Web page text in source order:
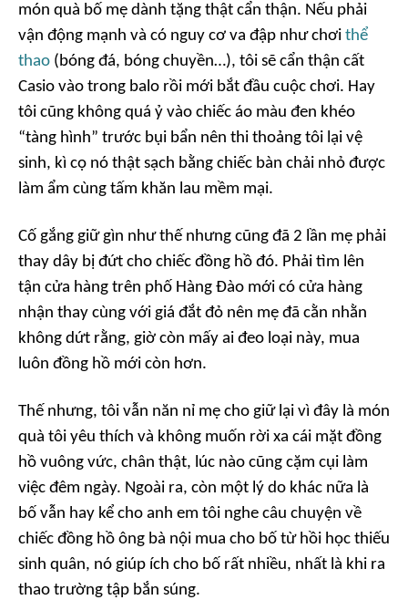
món quà bố mẹ dành tặng thật cẩn thận. Nếu phải
vận động mạnh và có nguy cơ va đập như chơi thể
thao (bóng đá, bóng chuyền…), tôi sẽ cẩn thận cất
Casio vào trong balo rồi mới bắt đầu cuộc chơi. Hay
tôi cũng không quá ỷ vào chiếc áo màu đen khéo
“tàng hình” trước bụi bẩn nên thi thoảng tôi lại vệ
sinh, kì cọ nó thật sạch bằng chiếc bàn chải nhỏ được
làm ẩm cùng tấm khăn lau mềm mại.
Cố gắng giữ gìn như thế nhưng cũng đã 2 lần mẹ phải
thay dây bị đứt cho chiếc đồng hồ đó. Phải tìm lên
tận cửa hàng trên phố Hàng Đào mới có cửa hàng
nhận thay cùng với giá đắt đỏ nên mẹ đã cằn nhằn
không dứt rằng, giờ còn mấy ai đeo loại này, mua
luôn đồng hồ mới còn hơn.
Thế nhưng, tôi vẫn năn nỉ mẹ cho giữ lại vì đây là món
quà tôi yêu thích và không muốn rời xa cái mặt đồng
hồ vuông vức, chân thật, lúc nào cũng cặm cụi làm
việc đêm ngày. Ngoài ra, còn một lý do khác nữa là
bố vẫn hay kể cho anh em tôi nghe câu chuyện về
chiếc đồng hồ ông bà nội mua cho bố từ hồi học thiếu
sinh quân, nó giúp ích cho bố rất nhiều, nhất là khi ra
thao trường tập bắn súng.